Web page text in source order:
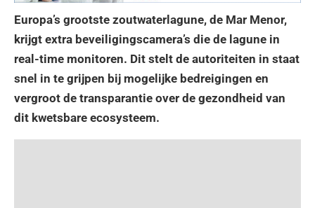
Europa’s grootste zoutwaterlagune, de Mar Menor,
krijgt extra beveiligingscamera’s die de lagune in
real-time monitoren. Dit stelt de autoriteiten in staat
snel in te grijpen bij mogelijke bedreigingen en
vergroot de transparantie over de gezondheid van
dit kwetsbare ecosysteem.